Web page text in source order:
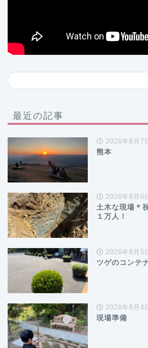
最近の記事
2026年8月7
熊本
2026年8月6
土木な現場＊
１万人！
2026年8月5
ツゲのコンテ
2026年8月4
現場準備